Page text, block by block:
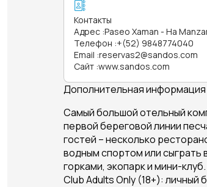
Контакты
Адрес :Paseo Xaman - Ha
Телефон :+(52) 9848774040
Email :reservas2@sandos.com
Сайт :www.sandos.com
Дополнительная информация
Самый большой отельный
первой береговой линии
гостей – несколько
водным спортом или сыграть
горками, экопарк и мини-
Club Adults Only (18+): личный